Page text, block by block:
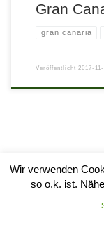
Gran
gran canaria
Veröffentlicht 2017-
© 2026
Wir verwenden
so o.k. ist.